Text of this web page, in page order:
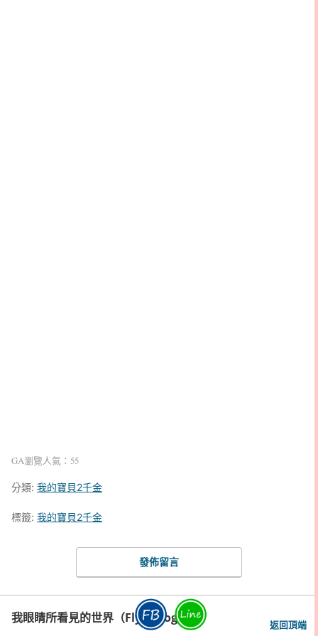
GA瀏覽人氣：55
分類: 我的寶貝2千金
標籤: 我的寶貝2千金
發佈留言
我眼睛所看見的世界（Fly's Blog） 返回頂端